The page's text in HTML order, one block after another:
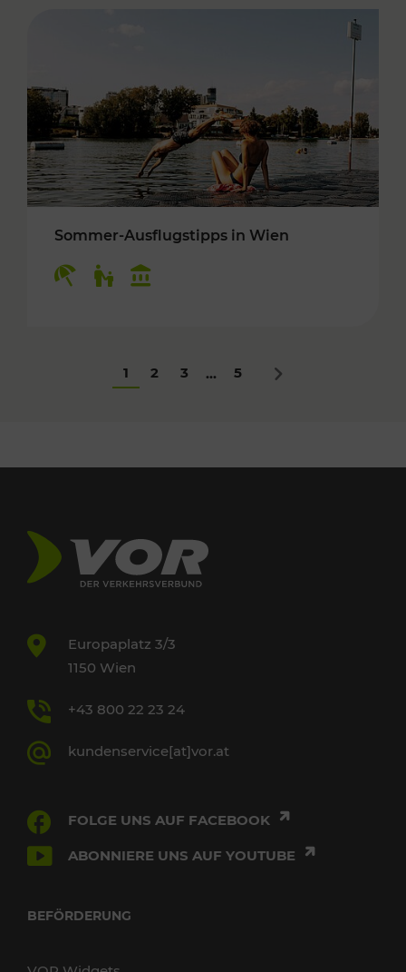
Sommer-Ausflugstipps in Wien
1 2 3 ... 5 Nächstes
Europaplatz 3/3
1150 Wien
+43 800 22 23 24
kundenservice[at]vor.at
FOLGE UNS AUF FACEBOOK
ABONNIERE UNS AUF YOUTUBE
BEFÖRDERUNG